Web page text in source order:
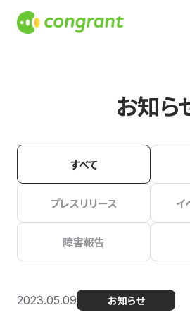
お知ら
すべて
プレスリリース イ
障害報告
2023.05.09 お知らせ